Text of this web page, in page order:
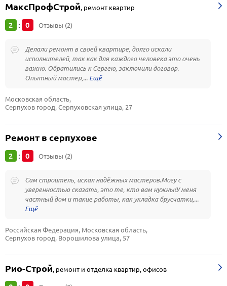
МаксПрофСтрой, ремонт квартир
2 : 0 Отзывы (2)
Делали ремонт в своей квартире, долго искали
исполнителей, так как для каждого человека это очень
важно. Обратились к Сергею, заключили договор.
Опытный мастер,...
Московская область,
Серпухов город, Серпуховская улица, 27
Ремонт в серпухове
2 : 0 Отзывы (2)
Сам строитель, искал надёжных мастеров.Могу с
уверенностью сказать, это те, кто вам нужны!У меня
частный дом и такие работы, как укладка брусчатки,...
Российская Федерация, Московская область,
Серпухов город, Ворошилова улица, 57
Рио-Строй, ремонт и отделка квартир, офисов